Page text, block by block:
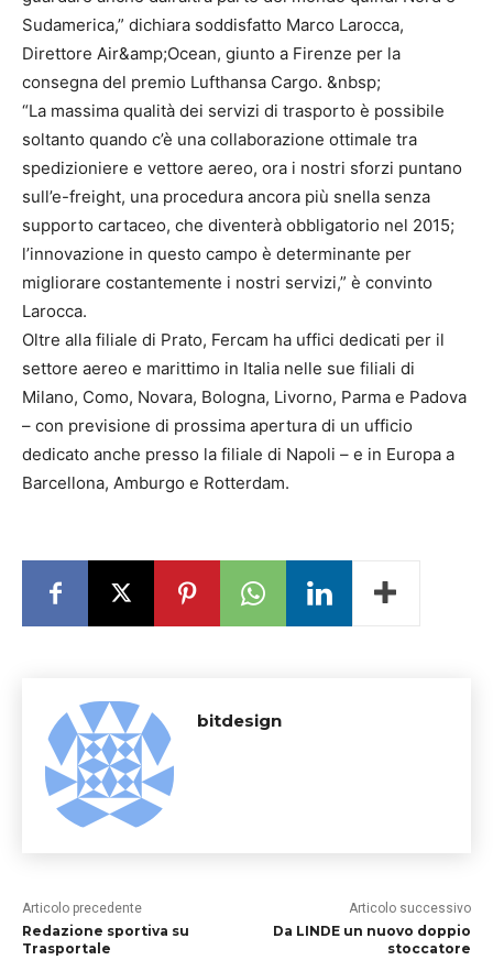
Sudamerica,” dichiara soddisfatto Marco Larocca,
Direttore Air&amp;Ocean, giunto a Firenze per la
consegna del premio Lufthansa Cargo. &nbsp;
“La massima qualità dei servizi di trasporto è possibile
soltanto quando c’è una collaborazione ottimale tra
spedizioniere e vettore aereo, ora i nostri sforzi puntano
sull’e-freight, una procedura ancora più snella senza
supporto cartaceo, che diventerà obbligatorio nel 2015;
l’innovazione in questo campo è determinante per
migliorare costantemente i nostri servizi,” è convinto
Larocca.
Oltre alla filiale di Prato, Fercam ha uffici dedicati per il
settore aereo e marittimo in Italia nelle sue filiali di
Milano, Como, Novara, Bologna, Livorno, Parma e Padova
– con previsione di prossima apertura di un ufficio
dedicato anche presso la filiale di Napoli – e in Europa a
Barcellona, Amburgo e Rotterdam.
bitdesign
Articolo precedente
Redazione sportiva su
Trasportale
Articolo successivo
Da LINDE un nuovo doppio
stoccatore